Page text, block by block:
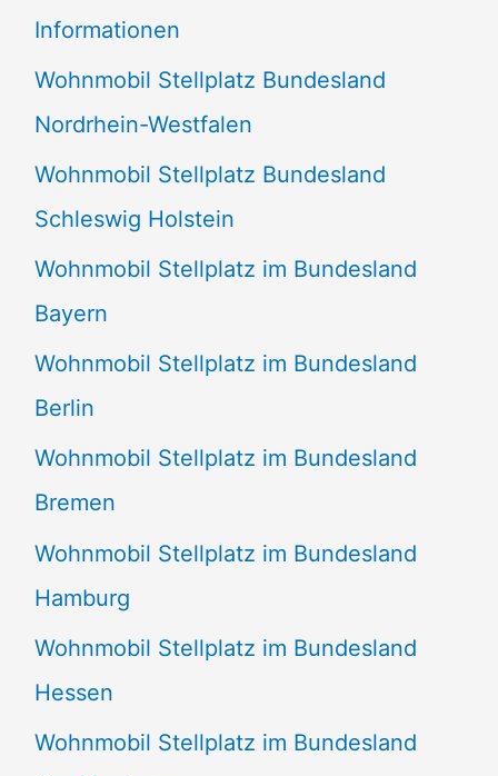
n
n
a
c
h
:
Informationen
Wohnmobil Stellplatz Bundesland
Nordrhein-Westfalen
Wohnmobil Stellplatz Bundesland
Schleswig Holstein
Wohnmobil Stellplatz im Bundesland
Bayern
Wohnmobil Stellplatz im Bundesland
Berlin
Wohnmobil Stellplatz im Bundesland
Bremen
Wohnmobil Stellplatz im Bundesland
Hamburg
Wohnmobil Stellplatz im Bundesland
Hessen
Wohnmobil Stellplatz im Bundesland